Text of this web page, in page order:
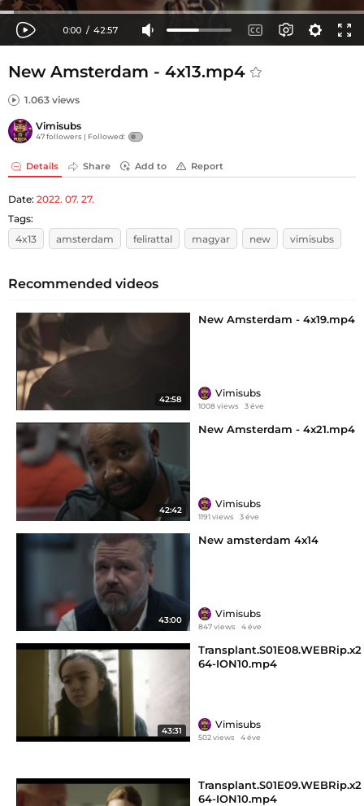
New Amsterdam - 4x13.mp4
1.063 views
Vimisubs
47 followers | Followed:
Details Share Add to Report
Date: 2022. 07. 27.
Tags:
4x13
amsterdam felirattal magyar new vimisubs
Recommended videos
42:58
New Amsterdam - 4x19.mp4
Vimisubs
1008 views 3 éve
42:42
New Amsterdam - 4x21.mp4
Vimisubs
1191 views 3 éve
43:00
New amsterdam 4x14
Vimisubs
847 views 4 éve
43:31
Transplant.S01E08.WEBRip.x2
64-ION10.mp4
Vimisubs
502 views 4 éve
Transplant.S01E09.WEBRip.x2
64-ION10.mp4